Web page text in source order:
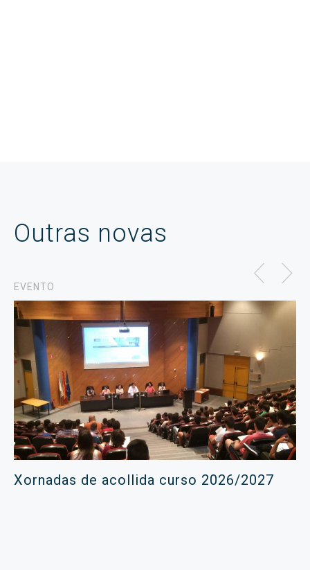
Outras novas
EVENTO
Xornadas de acollida curso 2026/2027